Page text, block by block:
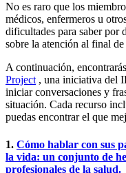
No es raro que los
médicos, enfermeros u
dificultades para saber por
sobre la atención al final
A continuación,
Project, una iniciativa del
iniciar conversaciones y
situación. Cada recurso
puedas encontrar el que
1. Cómo hablar con sus
la vida: un conjunto de
profesionales de la salud.